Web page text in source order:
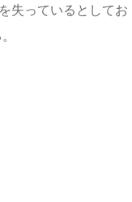
失っているとしてお